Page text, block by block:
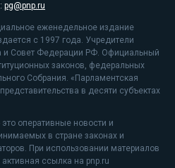
pg@pnp.ru
еженедельное издание
с 1997 года. Учредители
и Совет Федерации РФ. Официальный
законов, федеральных
Собрания. «Парламентская
в десяти субъектах
оперативные новости и
в стране законах и
При использовании материалов
ссылка на pnp.ru